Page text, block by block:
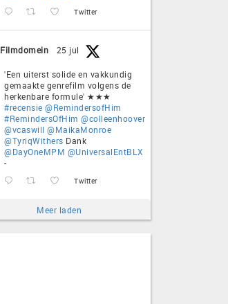
Twitter
Filmdomein 25 jul
'Een uiterst solide en vakkundig
gemaakte genrefilm volgens de
herkenbare formule' ★★★
#recensie @RemindersofHim
#RemindersOfHim @colleenhoover
@vcaswill @MaikaMonroe
@TyriqWithers Dank
@DayOneMPM @UniversalEntBLX
-
Twitter
Meer laden